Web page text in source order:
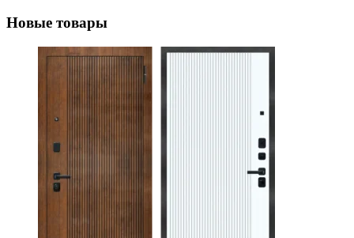
Новые товары